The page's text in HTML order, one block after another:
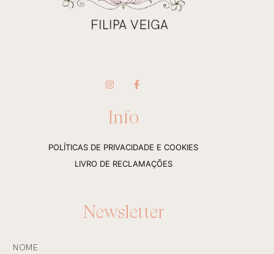
I
n
a
g
a
m
F
a
b
o
k
-
f
Info
POLÍTICAS DE PRIVACIDADE E COOKIES
LIVRO DE RECLAMAÇÕES
Newsletter